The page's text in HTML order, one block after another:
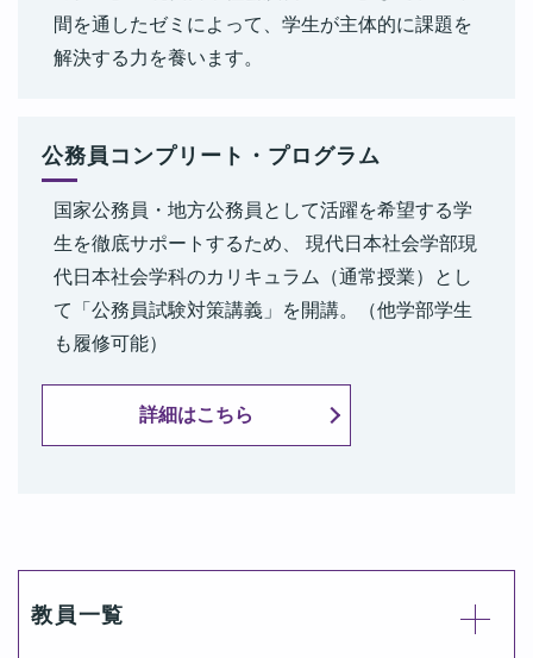
榎本悠孝准教授、大井智香子准教授が「生成AIパスポート」を
大井智香子准教授 「カードゲーム from Me 公認ファシリテ
ーター」に認定 三重県初
令和6年11月12日
メーテレにてフォーバル社と本学とのESG普及への取り組みが
紹介されました！
令和6年7月2日
京都】
令和6年4月5日
現代日本社会学科 村上政俊准教授 記事掲載のお知らせ【産
経新聞】
間を通したゼミによって、学生が主体的に課題を
解決する力を養います。
公務員コンプリート・プログラム
国家公務員・地方公務員として活躍を希望する学
生を徹底サポートするため、 現代日本社会学部現
代日本社会学科のカリキュラム（通常授業）とし
て「公務員試験対策講義」を開講。（他学部学生
も履修可能）
詳細はこちら
教員一覧